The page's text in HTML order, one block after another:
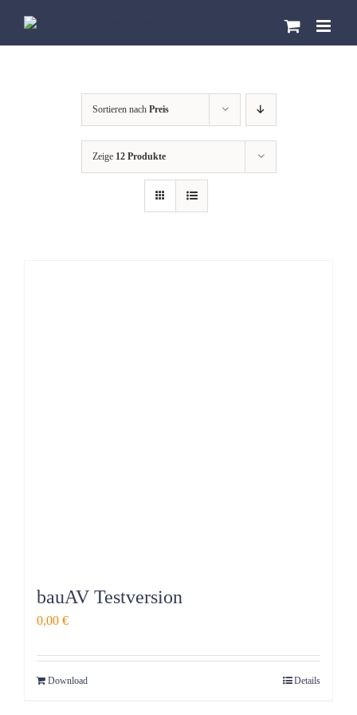
Inhalt
Sortieren nach Preis
Zeige 12 Produkte
bauAV Testversion
0,00 €
Download Details